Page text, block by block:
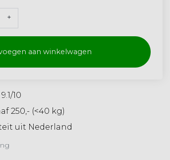
+
aan winkelwagen
10
250,- (<40 kg)
uit Nederland